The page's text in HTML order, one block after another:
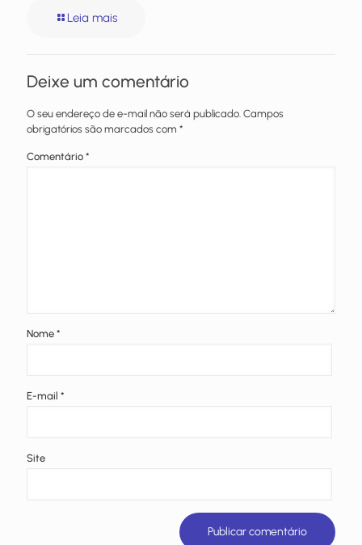
Leia mais
Deixe um comentário
O seu endereço de e-mail não será publicado. Campos
obrigatórios são marcados com *
Comentário *
Nome *
E-mail *
Site